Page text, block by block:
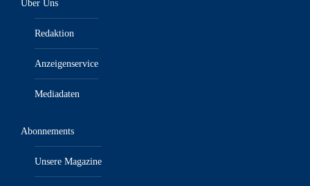
Über Uns
Redaktion
Anzeigenservice
Mediadaten
Abonnements
Unsere Magazine